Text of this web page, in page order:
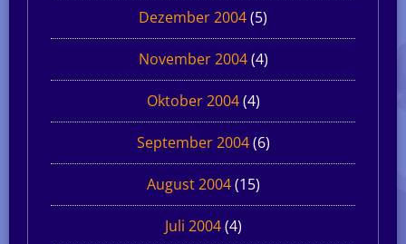
Dezember 2004(5)
November 2004(4)
Oktober 2004(4)
September 2004(6)
August 2004(15)
Juli 2004(4)